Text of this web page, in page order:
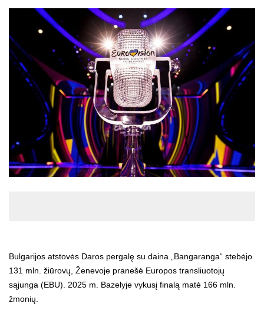
Bulgarijos atstovės Daros pergalę su daina „Bangaranga“ stebėjo
131 mln. žiūrovų, Ženevoje pranešė Europos transliuotojų
sąjunga (EBU). 2025 m. Bazelyje vykusį finalą matė 166 mln.
žmonių.